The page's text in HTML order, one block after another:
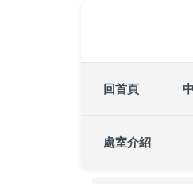
回首頁
處室介紹